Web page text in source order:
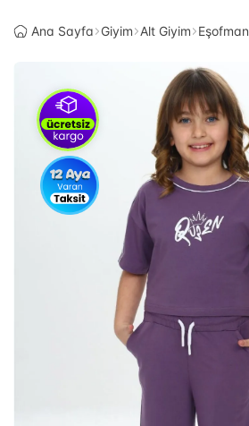
Ana Sayfa Giyim Alt Giyim Eşofman